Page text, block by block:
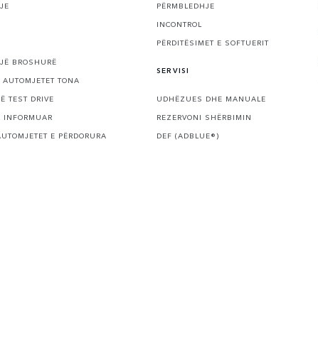
BROSHURË
TONA
TEST DRIVE
INFORMUAR
E PËRDORURA
PËRMBLEDHJE
INCONTROL
PËRDITËSIMET E SOFTUERIT
SERVISI
UDHËZUES DHE MANUALE
REZERVONI SHËRBIMIN
DEF (ADBLUE®)